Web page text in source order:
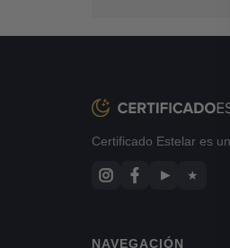
Certificado Estelar es
▶ ★
NAVEGACIÓN